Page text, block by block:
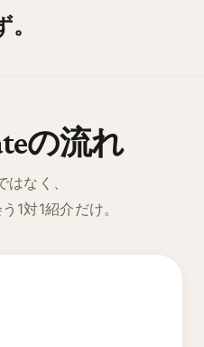
。
の流れ
はなく、
1対1紹介だけ。